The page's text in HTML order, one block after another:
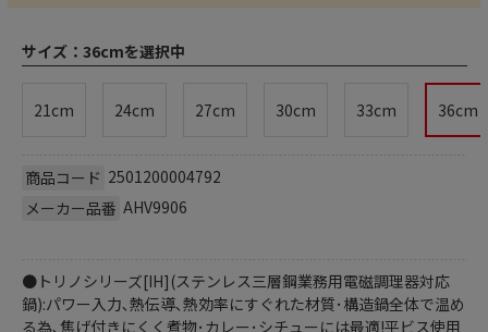
サイズ： 36cmを選択中
21cm 24cm 27cm 30cm 33cm 36cm
商品コード 2501200004792
メーカー品番 AHV9906
●トリノシリーズ[IH](ステンレス三層鋼業務用電磁調理器対応
鍋):パワー入力､熱伝導､熱効率にすぐれた材質･構造鍋全体で温め
る為､焦げ付きにくく煮物･カレー･シチューには最適!平ビス使用